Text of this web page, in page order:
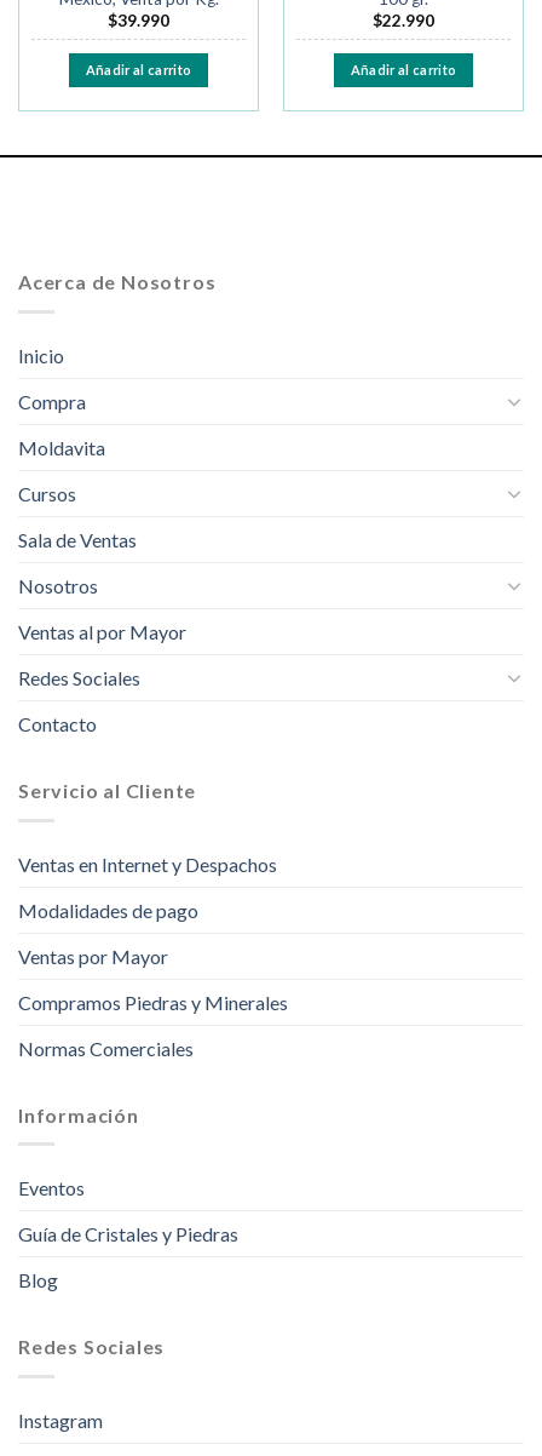
$39.990
Añadir al carrito
$22.990
Añadir al carrito
Acerca de Nosotros
Inicio
Compra
Moldavita
Cursos
Sala de Ventas
Nosotros
Ventas al por Mayor
Redes Sociales
Contacto
Servicio al Cliente
Ventas en Internet y Despachos
Modalidades de pago
Ventas por Mayor
Compramos Piedras y Minerales
Normas Comerciales
Información
Eventos
Guía de Cristales y Piedras
Blog
Redes Sociales
Instagram